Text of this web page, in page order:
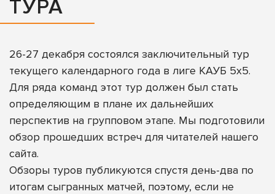
ТУРА
26-27 декабря состоялся заключительный тур
текущего календарного года в лиге КАУБ 5х5.
Для ряда команд этот тур должен был стать
определяющим в плане их дальнейших
перспектив на групповом этапе. Мы подготовили
обзор прошедших встреч для читателей нашего
сайта.
Обзоры туров публикуются спустя день-два по
итогам сыгранных матчей, поэтому, если не